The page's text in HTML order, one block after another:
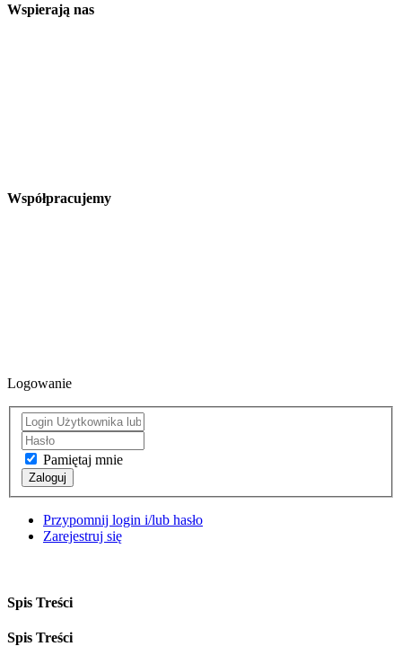
Wspierają nas
Współpracujemy
Logowanie
Pamiętaj mnie
Zaloguj
Przypomnij login i/lub hasło
Zarejestruj się
Spis Treści
Spis Treści